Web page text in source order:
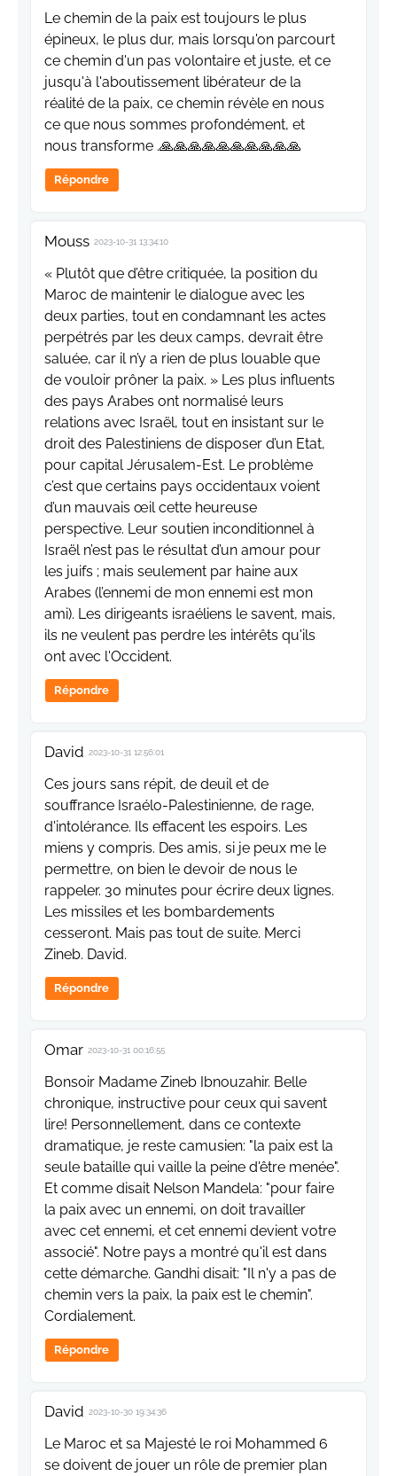
Le chemin de la paix est toujours le plus
épineux, le plus dur, mais lorsqu'on parcourt
ce chemin d'un pas volontaire et juste, et ce
jusqu'à l'aboutissement libérateur de la
réalité de la paix, ce chemin révèle en nous
ce que nous sommes profondément, et
nous transforme .🙏🙏🙏🙏🙏🙏🙏🙏🙏🙏
Répondre
Mouss 2023-10-31 13:34:10
« Plutôt que d’être critiquée, la position du
Maroc de maintenir le dialogue avec les
deux parties, tout en condamnant les actes
perpétrés par les deux camps, devrait être
saluée, car il n’y a rien de plus louable que
de vouloir prôner la paix. » Les plus influents
des pays Arabes ont normalisé leurs
relations avec Israël, tout en insistant sur le
droit des Palestiniens de disposer d’un Etat,
pour capital Jérusalem-Est. Le problème
c’est que certains pays occidentaux voient
d’un mauvais œil cette heureuse
perspective. Leur soutien inconditionnel à
Israël n’est pas le résultat d’un amour pour
les juifs ; mais seulement par haine aux
Arabes (l’ennemi de mon ennemi est mon
ami). Les dirigeants israéliens le savent, mais,
ils ne veulent pas perdre les intérêts qu'ils
ont avec l'Occident.
Répondre
David 2023-10-31 12:56:01
Ces jours sans répit, de deuil et de
souffrance Israélo-Palestinienne, de rage,
d'intolérance. Ils effacent les espoirs. Les
miens y compris. Des amis, si je peux me le
permettre, on bien le devoir de nous le
rappeler. 30 minutes pour écrire deux lignes.
Les missiles et les bombardements
cesseront. Mais pas tout de suite. Merci
Zineb. David.
Répondre
Omar 2023-10-31 00:16:55
Bonsoir Madame Zineb Ibnouzahir. Belle
chronique, instructive pour ceux qui savent
lire! Personnellement, dans ce contexte
dramatique, je reste camusien: "la paix est la
seule bataille qui vaille la peine d'être menée".
Et comme disait Nelson Mandela: "pour faire
la paix avec un ennemi, on doit travailler
avec cet ennemi, et cet ennemi devient votre
associé". Notre pays a montré qu'il est dans
cette démarche. Gandhi disait: "Il n'y a pas de
chemin vers la paix, la paix est le chemin".
Cordialement.
Répondre
David 2023-10-30 19:34:36
Le Maroc et sa Majesté le roi Mohammed 6
se doivent de jouer un rôle de premier plan